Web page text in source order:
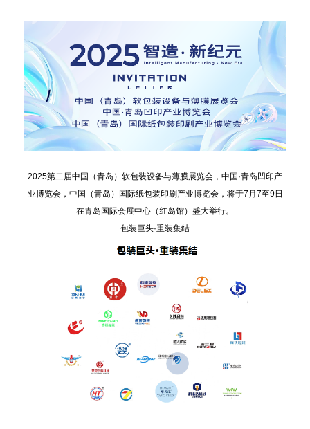
2025第二届中国（青岛）软包装设备与薄膜展览会，中国·青岛凹印产
业博览会，中国（青岛）国际纸包装印刷产业博览会，将于7月7至9日
在青岛国际会展中心（红岛馆）盛大举行。
包装巨头·重装集结